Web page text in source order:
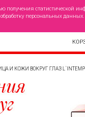
получения статистической
персональных
И КОЖИ ВОКРУГ ГЛАЗ